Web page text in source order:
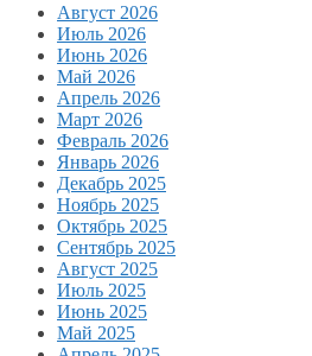
Август 2026
Июль 2026
Июнь 2026
Май 2026
Апрель 2026
Март 2026
Февраль 2026
Январь 2026
Декабрь 2025
Ноябрь 2025
Октябрь 2025
Сентябрь 2025
Август 2025
Июль 2025
Июнь 2025
Май 2025